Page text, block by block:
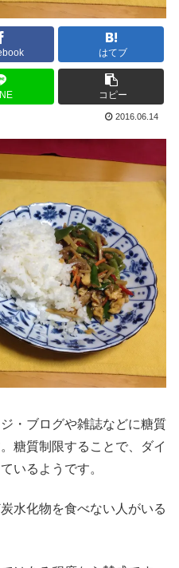
はてブ
コピー
2016.06.14
・ブログや雑誌などに糖質
糖質制限することで、ダイ
いるようです。
水化物を食べない人がいる